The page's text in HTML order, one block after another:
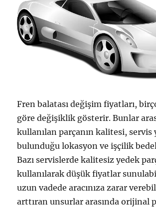
Fren balatası değişim fiyatları,
göre değişiklik gösterir. Bunlar
kullanılan parçanın kalitesi,
bulunduğu lokasyon ve işçilik
Bazı servislerde kalitesiz yedek
kullanılarak düşük fiyatlar
uzun vadede aracınıza zarar
arttıran unsurlar arasında orijinal